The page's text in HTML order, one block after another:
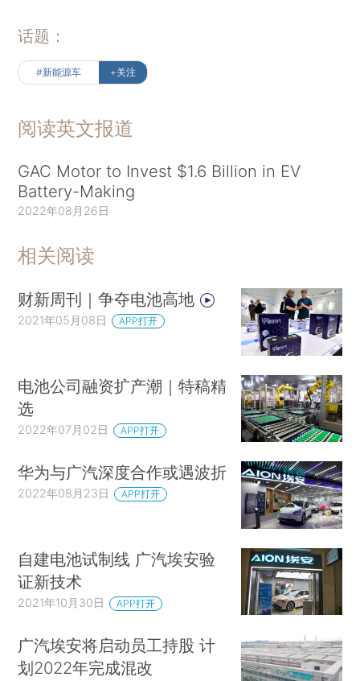
话题：
#新能源车 +关注
阅读英文报道
GAC Motor to Invest $1.6 Billion in EV
Battery-Making
2022年08月26日
相关阅读
财新周刊｜争夺电池高地
2021年05月08日 APP打开
电池公司融资扩产潮｜特稿精
选
2022年07月02日 APP打开
华为与广汽深度合作或遇波折
2022年08月23日 APP打开
自建电池试制线 广汽埃安验
证新技术
2021年10月30日 APP打开
广汽埃安将启动员工持股 计
划2022年完成混改